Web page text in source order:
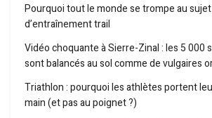
Pourquoi tout le monde se trompe au
d’entraînement trail
Vidéo choquante à Sierre-Zinal : les 5 000
sont balancés au sol comme de vulgaires
Triathlon : pourquoi les athlètes portent
main (et pas au poignet ?)